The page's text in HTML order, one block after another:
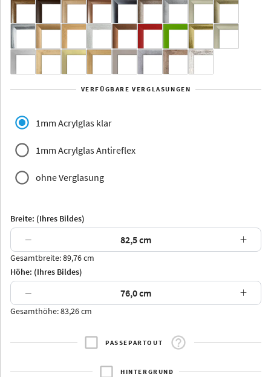
Yukon Alaska
Jersey Dauphine
Arran Luzern
Thurgau
VERFÜGBARE VERGLASUNGEN
1mm Acrylglas klar
1mm Acrylglas Antireflex
ohne Verglasung
Breite: (Ihres Bildes)
− +
Gesamtbreite: 89,76 cm
Höhe: (Ihres Bildes)
− +
Gesamthöhe: 83,26 cm
PASSEPARTOUT
HINTERGRUND